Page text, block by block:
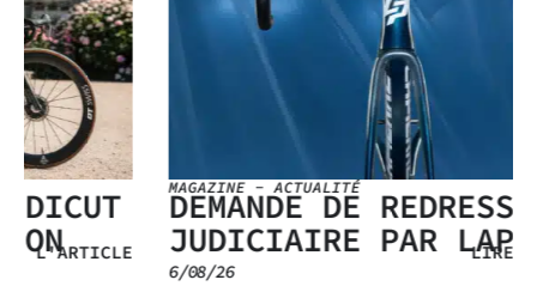
ACTUALITÉ
DEMANDE DE REDRESSEMENT
JUDICIAIRE PAR LAPIERRE
LIRE L'ARTICLE